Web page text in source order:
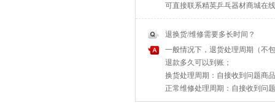
可直接联系精英乒乓器材商城在
退换货/维修需要多长时间？
一般情况下，退货处理周期（不
退款多久可以到账；
换货处理周期：自接收到问题商
正常维修处理周期：自接收到问